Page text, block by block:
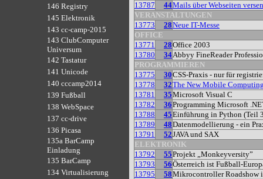
146 Registry
145 Elektronik
143 cc-camp-2015
143 ClubComputer
Universum
142 Tastatur
141 Unicode
140 cccamp2014
139 Fußball
138 WebSpace
137 cc-drive
136 Picasa
135a BarCamp
Einladung
135 BarCamp
134 Virtualisierung
13787
44Mails über Webseiten
VERANSTALTUNGEN
13773
28Neue IT-Messe
OFFICE
13771
28Office 2003
13780
34Abbyy FineReader
PROGRAMMIEREN
13775
30CSS-Praxis - nur für
13778
32The New Mobile
13781
35Microsoft Visual C
13782
36Programming Microsoft
13788
45Einführung in Python (Teil
13789
48Datenmodellierung - ein
13791
52JAVA und SAX
ELEKTRONIK
13792
55Projekt „Monkeyversity”
13793
56Österreich ist Fußball-
13795
58Mikrocontroller Roadshow